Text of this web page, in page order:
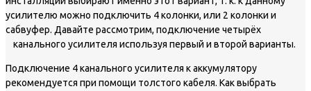
усилителю можно подключить 4 колонки, или 2 колонки и
сабвуфер. Давайте рассмотрим, подключение четырёх
канального усилителя используя первый и второй варианты.
Подключение 4 канального усилителя к аккумулятору
рекомендуется при помощи толстого кабеля. Как выбрать